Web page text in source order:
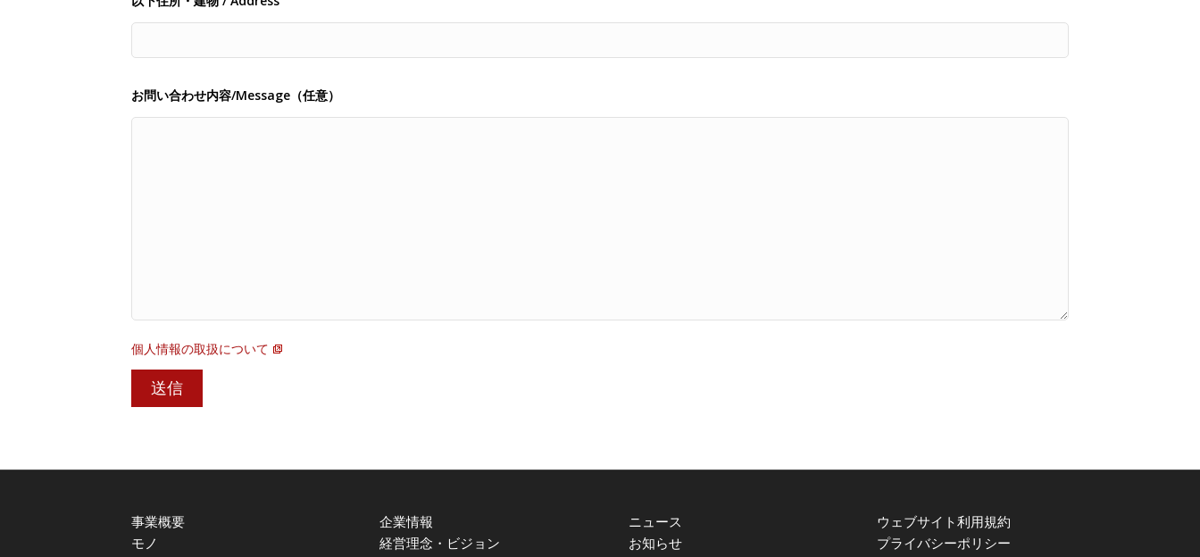
お問い合わせ内容/Message（任意）
個人情報の取扱について
事業概要
モノ
企業情報
経営理念・ビジョン
ニュース
お知らせ
ウェブサイト利用規約
プライバシーポリシー